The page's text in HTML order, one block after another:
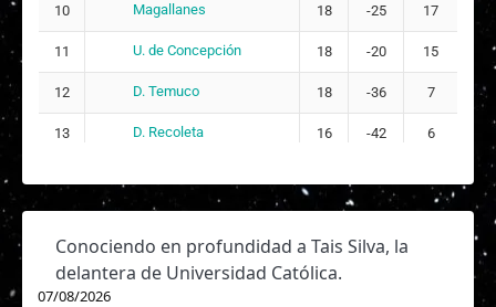
10 Magallanes 18 -25 17
11 U. de Concepción 18 -20 15
12 D. Temuco 18 -36 7
13 D. Recoleta 16 -42 6
Conociendo en profundidad a Tais Silva, la
delantera de Universidad Católica.
07/08/2026